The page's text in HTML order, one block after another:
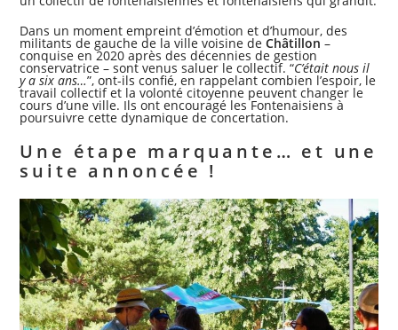
Dans un moment empreint d’émotion et d’humour, des
militants de gauche de la ville voisine deChâtillon –
conquise en 2020 après des décennies de gestion
conservatrice – sont venus saluer le collectif. “C’était nous il
y a six ans…”, ont-ils confié, en rappelant combien l’espoir, le
travail collectif et la volonté citoyenne peuvent changer le
cours d’une ville. Ils ont encouragé les Fontenaisiens à
poursuivre cette dynamique de concertation.
Une étape marquante… et une
suite annoncée !